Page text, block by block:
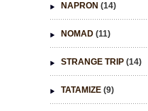
NAPRON (14)
NOMAD (11)
STRANGE TRIP (14)
TATAMIZE (9)